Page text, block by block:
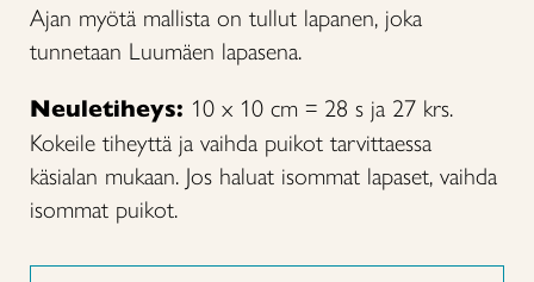
Ajan myötä mallista on tullut lapanen, joka
tunnetaan Luumäen lapasena.
Neuletiheys: 10 x 10 cm = 28 s ja 27 krs.
Kokeile tiheyttä ja vaihda puikot tarvittaessa
käsialan mukaan. Jos haluat isommat lapaset, vaihda
isommat puikot.